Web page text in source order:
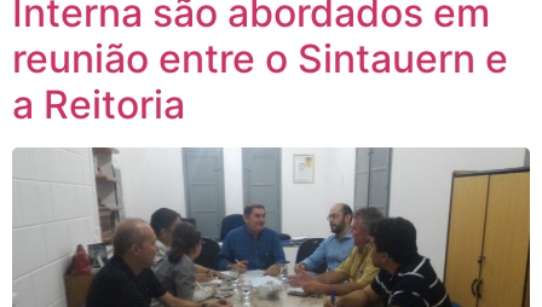
Interna são abordados em
reunião entre o Sintauern e
a Reitoria